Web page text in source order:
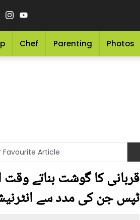
Chef Parenting Photos
قربانی کا گوشت بناتے
ٹپس جن کی مدد سے